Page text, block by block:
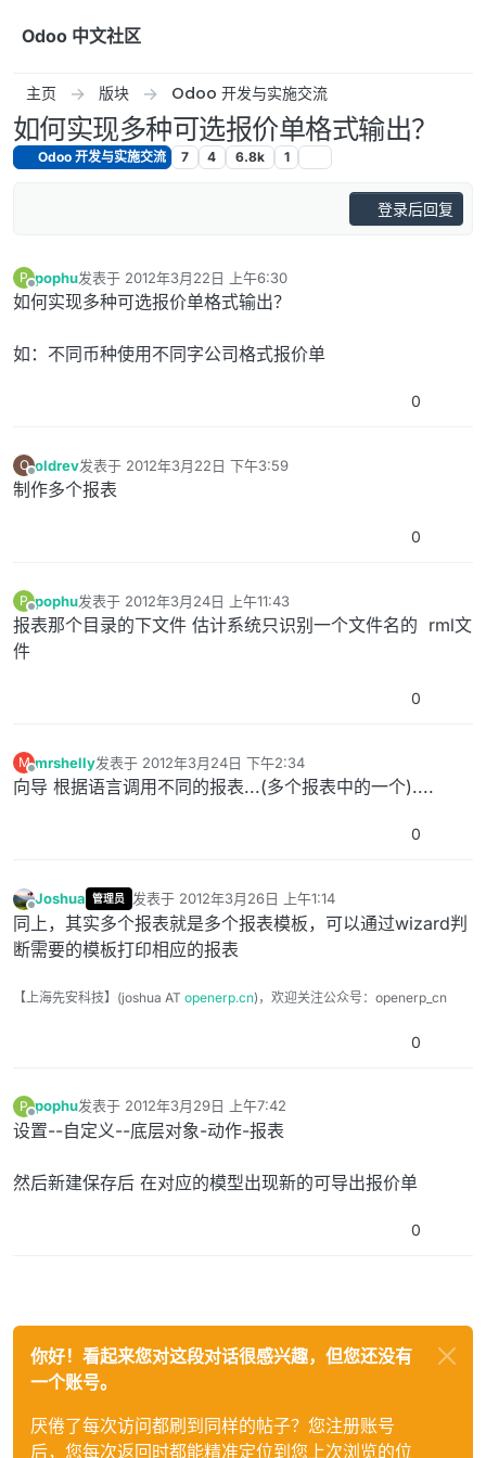
Odoo 中文社区
主页 版块 Odoo 开发与实施交流
如何实现多种可选报价单格式输出？
Odoo 开发与实施交流 7 4 6.8k 1
登录后回复
P
离线
pophu发表于 2012年3月22日 上午6:30
最后由 编辑
如何实现多种可选报价单格式输出？
如：不同币种使用不同字公司格式报价单
0
O
离线
oldrev发表于 2012年3月22日 下午3:59
最后由 编辑
制作多个报表
0
P
离线
pophu发表于 2012年3月24日 上午11:43
最后由 编辑
报表那个目录的下文件 估计系统只识别一个文件名的 rml文
件
0
M
离线
mrshelly发表于 2012年3月24日 下午2:34
最后由 编辑
向导 根据语言调用不同的报表...(多个报表中的一个)....
0
离线
Joshua 管理员 发表于 2012年3月26日 上午1:14
最后由 编辑
同上，其实多个报表就是多个报表模板，可以通过wizard判
断需要的模板打印相应的报表
【上海先安科技】(joshua AT openerp.cn)，欢迎关注公众号：openerp_cn
0
P
离线
pophu发表于 2012年3月29日 上午7:42
最后由 编辑
设置--自定义--底层对象-动作-报表
然后新建保存后 在对应的模型出现新的可导出报价单
0
你好！看起来您对这段对话很感兴趣，但您还没有
一个账号。
厌倦了每次访问都刷到同样的帖子？您注册账号
后，您每次返回时都能精准定位到您上次浏览的位